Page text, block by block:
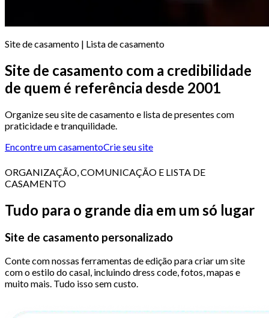
Site de casamento | Lista de casamento
Site de casamento com a credibilidade
de quem é referência desde 2001
Organize seu site de casamento e lista de presentes com
praticidade e tranquilidade.
Encontre um casamentoCrie seu site
ORGANIZAÇÃO, COMUNICAÇÃO E LISTA DE
CASAMENTO
Tudo para o grande dia em um só lugar
Site de casamento personalizado
Conte com nossas ferramentas de edição para criar um site
com o estilo do casal, incluindo dress code, fotos, mapas e
muito mais. Tudo isso sem custo.